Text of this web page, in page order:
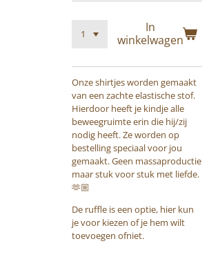
In
winkelwagen
Onze shirtjes worden gemaakt
van een zachte elastische stof.
Hierdoor heeft je kindje alle
beweegruimte erin die hij/zij
nodig heeft. Ze worden op
bestelling speciaal voor jou
gemaakt. Geen massaproductie
maar stuk voor stuk met liefde.
🫶🏼
De ruffle is een optie, hier kun
je voor kiezen of je hem wilt
toevoegen ofniet.